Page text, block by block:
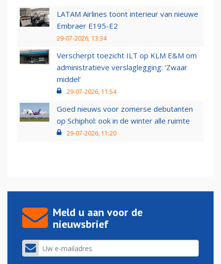
LATAM Airlines toont interieur van nieuwe
Embraer E195-E2
29-07-2026, 13:34
Verscherpt toezicht ILT op KLM E&M om
administratieve verslaglegging: ‘Zwaar
middel’
29-07-2026, 11:54
Goed nieuws voor zomerse debutanten
op Schiphol: ook in de winter alle ruimte
29-07-2026, 11:20
Meld u aan voor de
nieuwsbrief